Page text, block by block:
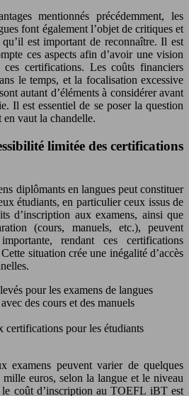
mentionnés précédemment, les
font également l’objet de critiques et
est important de reconnaître. Il est
ces aspects afin d’avoir une vision
certifications. Les coûts financiers
le temps, et la focalisation excessive
autant d’éléments à considérer avant
Il est essentiel de se poser la question
en vaut la chandelle.
limitée des certifications
diplômants en langues peut constituer
étudiants, en particulier ceux issus de
d’inscription aux examens, ainsi que
(cours, manuels, etc.), peuvent
rendant ces certifications
situation crée une inégalité d’accès
pour les examens de langues
des cours et des manuels
certifications pour les étudiants
examens peuvent varier de quelques
mille euros, selon la langue et le niveau
le coût d’inscription au TOEFL iBT est